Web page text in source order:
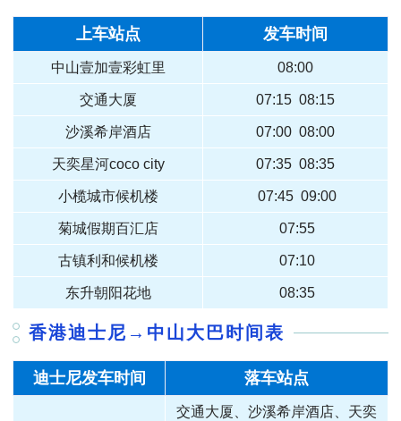
上车站点 发车时间
中山壹加壹彩虹里 08:00
交通大厦 07:15 08:15
沙溪希岸酒店 07:00 08:00
天奕星河coco city 07:35 08:35
小榄城市候机楼 07:45 09:00
菊城假期百汇店 07:55
古镇利和候机楼 07:10
东升朝阳花地 08:35
香港迪士尼→中山大巴时间表
迪士尼发车时间 落车站点
交通大厦、沙溪希岸酒店、天奕